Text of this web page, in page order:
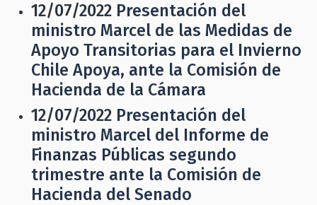
12/07/2022 Presentación del
ministro Marcel de las Medidas de
Apoyo Transitorias para el Invierno
Chile Apoya, ante la Comisión de
Hacienda de la Cámara
12/07/2022 Presentación del
ministro Marcel del Informe de
Finanzas Públicas segundo
trimestre ante la Comisión de
Hacienda del Senado